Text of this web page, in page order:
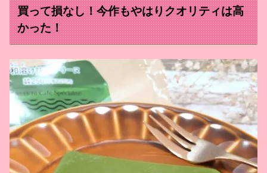
買って損なし！今作もやはりクオリティは高
かった！